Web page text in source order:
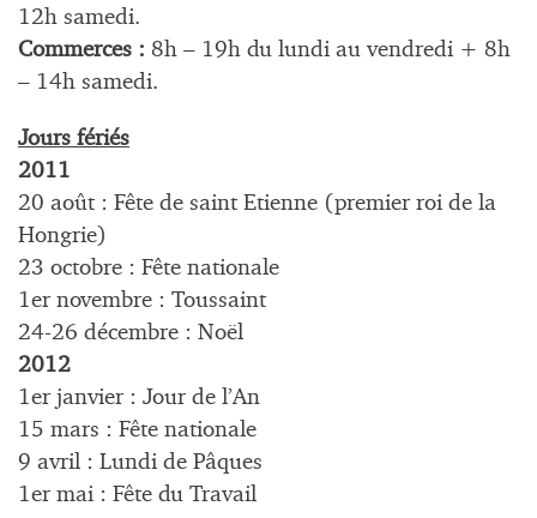
12h samedi.
Commerces : 8h – 19h du lundi au vendredi + 8h
– 14h samedi.
Jours fériés
2011
20 août : Fête de saint Etienne (premier roi de la
Hongrie)
23 octobre : Fête nationale
1er novembre : Toussaint
24-26 décembre : Noël
2012
1er janvier : Jour de l’An
15 mars : Fête nationale
9 avril : Lundi de Pâques
1er mai : Fête du Travail